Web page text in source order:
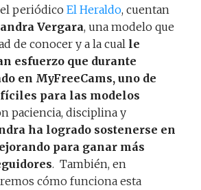
periódico El Heraldo, cuentan
Vergara, una modelo que
de conocer y a la cual le
esfuerzo que durante
en MyFreeCams, uno de
para las modelos
paciencia, disciplina y
ha logrado sostenerse en
para ganar más
. También, en
cómo funciona esta